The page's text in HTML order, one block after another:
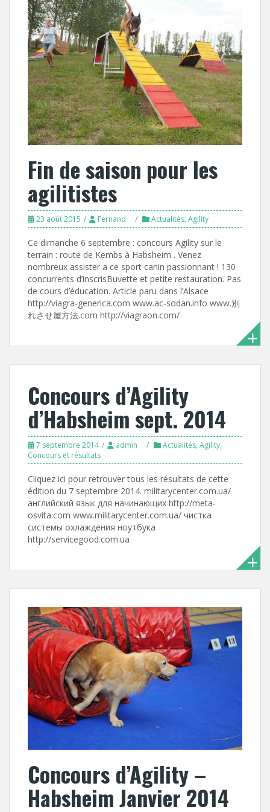
Fin de saison pour les
agilitistes
23 août 2015 Fernand Actualités, Agility
Ce dimanche 6 septembre : concours Agility sur le
terrain : route de Kembs à Habsheim . Venez
nombreux assister a ce sport canin passionnant ! 130
concurrents d’inscrisBuvette et petite restauration. Pas
de cours d’éducation. Article paru dans l’Alsace
http://viagra-generica.com www.ac-sodan.info www.別
れさせ屋方法.com http://viagraon.com/
Concours d’Agility
d’Habsheim sept. 2014
7 septembre 2014 admin Actualités, Agility,
Concours et résultats
Cliquez ici pour retrouver tous les résultats de cette
édition du 7 septembre 2014. militarycenter.com.ua/
английский язык для начинающих http://meta-
osvita.com www.militarycenter.com.ua/ чистка
системы охлаждения ноутбука
http://servicegood.com.ua
Concours d’Agility –
Habsheim Janvier 2014